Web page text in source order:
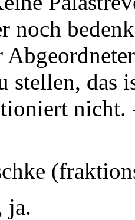
noch
stellen, das
nicht.
ja.